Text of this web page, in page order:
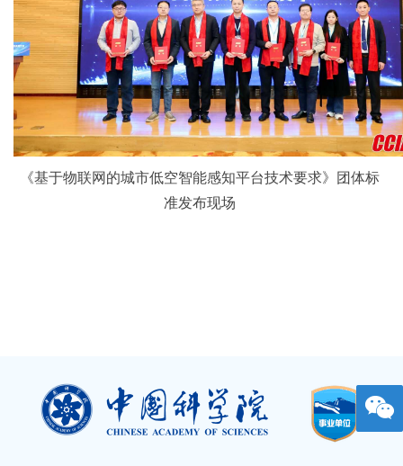
《基于物联网的城市低空智能感知平台技术要求》团体标
准发布现场